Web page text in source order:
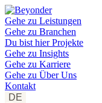
Gehe zu Leistungen
Gehe zu Branchen
Du bist hierProjekte
Gehe zu Insights
Gehe zu Karriere
Gehe zu Über Uns
Kontakt
DE